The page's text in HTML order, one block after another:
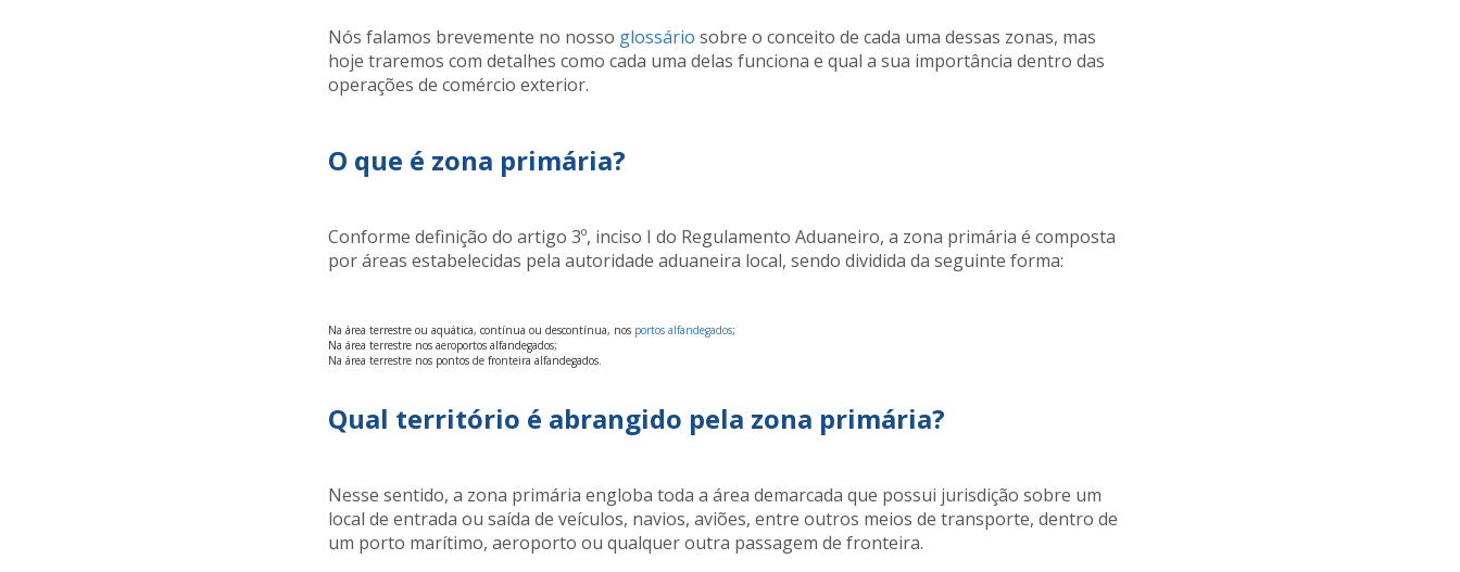
Nós falamos brevemente no nosso glossário sobre o conceito de cada uma dessas zonas, mas
hoje traremos com detalhes como cada uma delas funciona e qual a sua importância dentro das
operações de comércio exterior.
O que é zona primária?
Conforme definição do artigo 3º, inciso I do Regulamento Aduaneiro, a zona primária é composta
por áreas estabelecidas pela autoridade aduaneira local, sendo dividida da seguinte forma:
Na área terrestre ou aquática, contínua ou descontínua, nos portos alfandegados;
Na área terrestre nos aeroportos alfandegados;
Na área terrestre nos pontos de fronteira alfandegados.
Qual território é abrangido pela zona primária?
Nesse sentido, a zona primária engloba toda a área demarcada que possui jurisdição sobre um
local de entrada ou saída de veículos, navios, aviões, entre outros meios de transporte, dentro de
um porto marítimo, aeroporto ou qualquer outra passagem de fronteira.